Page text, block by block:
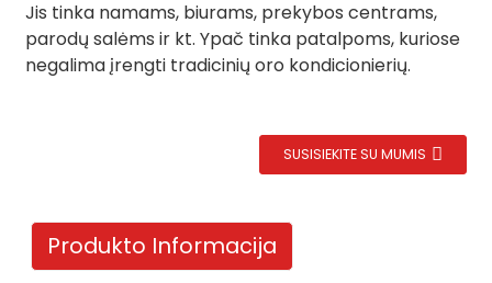
Jis tinka namams, biurams, prekybos centrams,
parodų salėms ir kt. Ypač tinka patalpoms, kuriose
negalima įrengti tradicinių oro kondicionierių.
SUSISIEKITE SU MUMIS
Produkto Informacija